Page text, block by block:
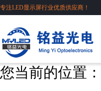
专注LED显示屏行业优质供应商！
您当前的位置：